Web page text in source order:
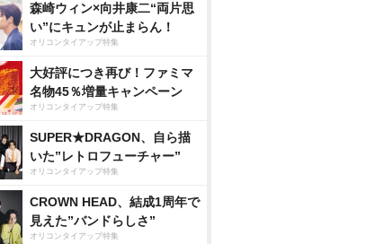
森崎ウィン×向井康二“両片思
い”にキュンが止まらん！
オリコンタイアップ特集
大好評につき再び！ファミマ
名物45％増量キャンペーン
オリコンタイアップ特集
SUPER★DRAGON、自ら描
いた”レトロフューチャー”
オリコンタイアップ特集
CROWN HEAD、結成1周年で
見えた”バンドらしさ”
オリコンタイアップ特集